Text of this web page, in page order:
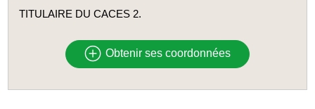
TITULAIRE DU CACES 2.
Obtenir ses coordonnées